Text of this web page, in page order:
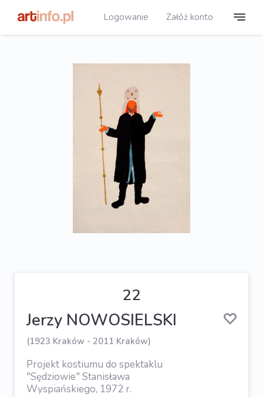
Logowanie Załóż konto
22
Jerzy NOWOSIELSKI
(1923 Kraków - 2011 Kraków)
Projekt kostiumu do spektaklu
"Sędziowie" Stanisława
Wyspiańskiego, 1972 r.